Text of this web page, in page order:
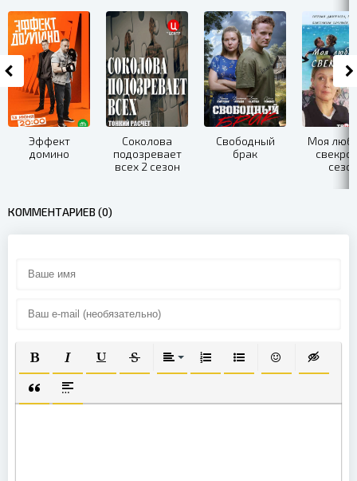
Эффект
домино
Соколова
подозревает
всех 2 сезон
Свободный
брак
Моя
КОММЕНТАРИЕВ (0)
ПОЛУЖИРНЫЙ
КУРСИВПОДЧЕРКНУТЫЙ
ЗАЧЕРКНУТЫЙВЫРАВНИВАНИЕ
НУМЕРОВАННЫЙ СПИСОК
МАРКИРОВАННЫЙ
ВСТАВИТЬВСТАВКА
ВСТАВКА ЦИТАТЫ
ВСТАВКА СПОЙЛЕРА